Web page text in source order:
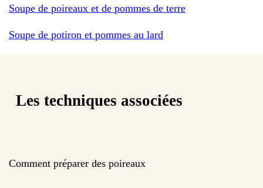
Soupe de poireaux et de pommes de terre
Soupe de potiron et pommes au lard
Les techniques associées
Comment préparer des poireaux